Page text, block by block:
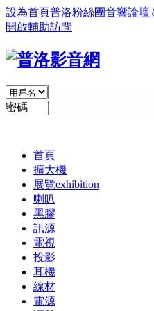
設為首頁普洛粉絲團音響論壇
開啟輔助訪問
密碼
首頁
擴大機
展覽exhibition
喇叭
黑膠
訊源
電視
投影
耳機
線材
電源